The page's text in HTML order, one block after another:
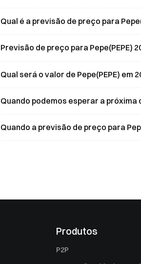
Qual é a previsão de preço para
Previsão de preço para Pepe(PEPE)
Qual será o valor de Pepe(PEPE) em
Quando podemos esperar a próxima
Quando a previsão de preço para
Produtos
P2P